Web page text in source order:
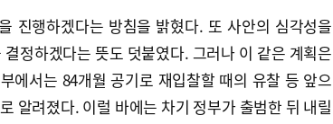
진행하겠다는 방침을 밝혔다. 또 사안의 심각성을
정하겠다는 뜻도 덧붙였다. 그러나 이 같은 계획은
에서는 84개월 공기로 재입찰할 때의 유찰 등 앞으
알려졌다. 이럴 바에는 차기 정부가 출범한 뒤 내릴